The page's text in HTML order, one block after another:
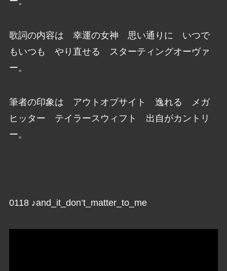
歌詞の内容は 幸運の女神 思い通りに いつで
もいつも やり直せる スターティングオーヴァ
ー。
筆者の印象は アウトオブサイト 逸れる メガ
ヒッター テイラースウィフト 出自がカントリ
ー。
0118 ♪and_it_don’t_matter_to_me